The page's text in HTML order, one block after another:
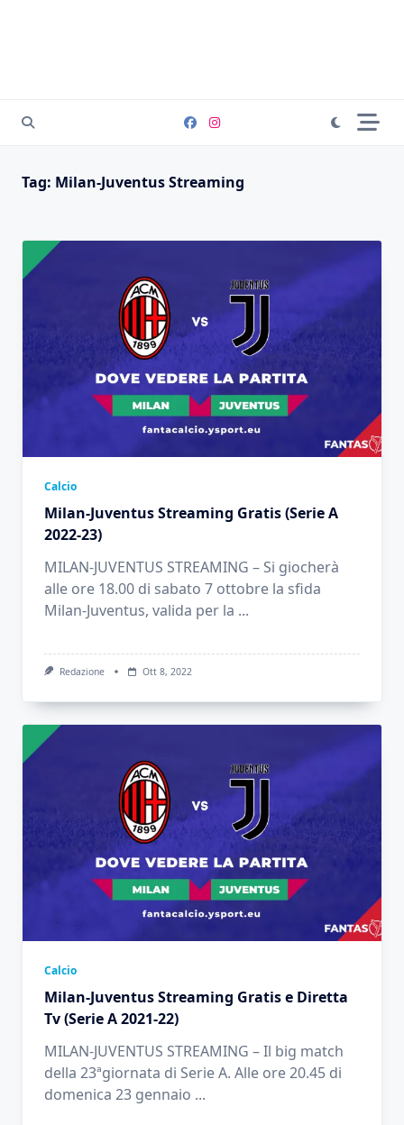
Tag: Milan-Juventus Streaming
Calcio
Milan-Juventus Streaming Gratis (Serie A
2022-23)
MILAN-JUVENTUS STREAMING – Si giocherà
alle ore 18.00 di sabato 7 ottobre la sfida
Milan-Juventus, valida per la ...
Redazione Ott 8, 2022
Calcio
Milan-Juventus Streaming Gratis e Diretta
Tv (Serie A 2021-22)
MILAN-JUVENTUS STREAMING – Il big match
della 23ªgiornata di Serie A. Alle ore 20.45 di
domenica 23 gennaio ...